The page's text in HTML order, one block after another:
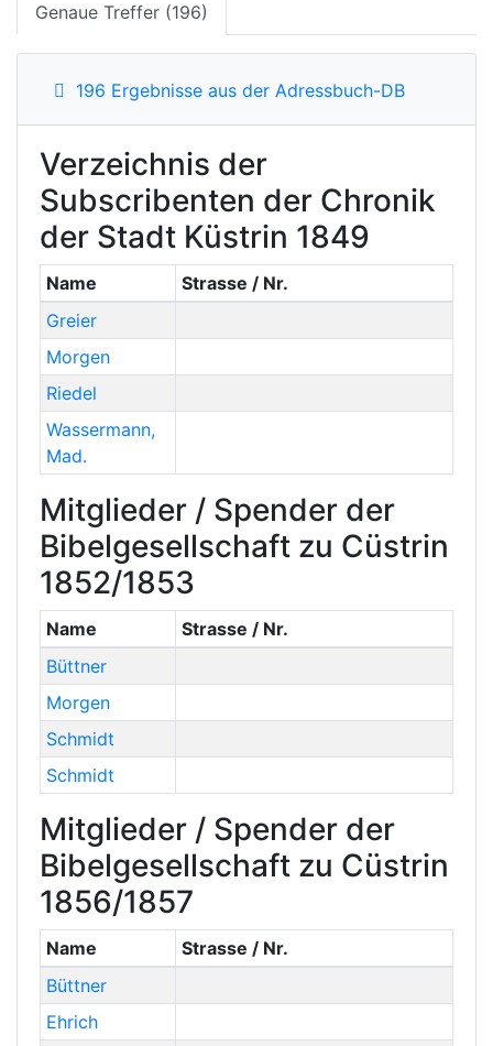
Genaue Treffer (196)
196 Ergebnisse aus der Adressbuch-DB
Verzeichnis der
Subscribenten der Chronik
der Stadt Küstrin 1849
Name
Strasse / Nr.
Greier
Morgen
Riedel
Wassermann,
Mad.
Mitglieder / Spender der
Bibelgesellschaft zu Cüstrin
1852/1853
Name
Strasse / Nr.
Büttner
Morgen
Schmidt
Schmidt
Mitglieder / Spender der
Bibelgesellschaft zu Cüstrin
1856/1857
Name
Strasse / Nr.
Büttner
Ehrich